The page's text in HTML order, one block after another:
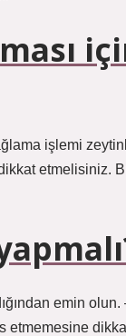
işlemi
etmelisiniz.
emin
etmemesine